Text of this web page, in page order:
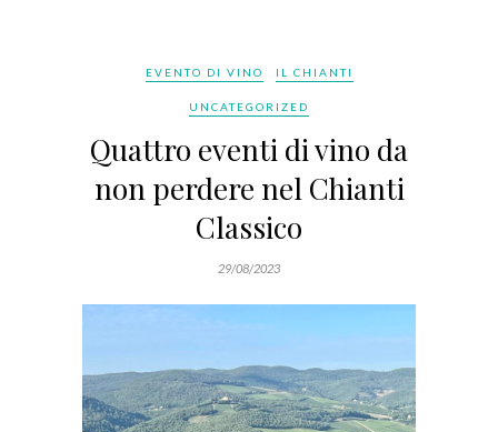
EVENTO DI VINO IL CHIANTI
UNCATEGORIZED
Quattro eventi di vino da
non perdere nel Chianti
Classico
29/08/2023